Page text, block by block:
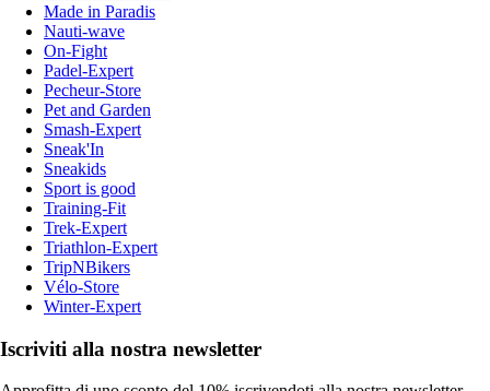
Made in Paradis
Nauti-wave
On-Fight
Padel-Expert
Pecheur-Store
Pet and Garden
Smash-Expert
Sneak'In
Sneakids
Sport is good
Training-Fit
Trek-Expert
Triathlon-Expert
TripNBikers
Vélo-Store
Winter-Expert
Iscriviti alla nostra newsletter